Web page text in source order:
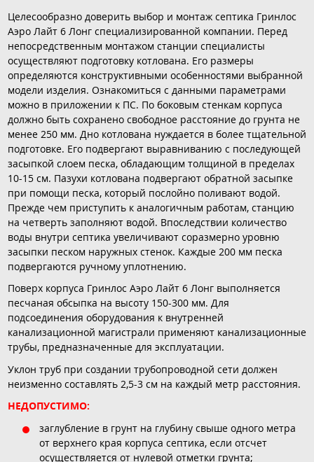
Целесообразно доверить выбор и монтаж септика Гринлос
Аэро Лайт 6 Лонг специализированной компании. Перед
непосредственным монтажом станции специалисты
осуществляют подготовку котлована. Его размеры
определяются конструктивными особенностями выбранной
модели изделия. Ознакомиться с данными параметрами
можно в приложении к ПС. По боковым стенкам корпуса
должно быть сохранено свободное расстояние до грунта не
менее 250 мм. Дно котлована нуждается в более тщательной
подготовке. Его подвергают выравниванию с последующей
засыпкой слоем песка, обладающим толщиной в пределах
10-15 см. Пазухи котлована подвергают обратной засыпке
при помощи песка, который послойно поливают водой.
Прежде чем приступить к аналогичным работам, станцию
на четверть заполняют водой. Впоследствии количество
воды внутри септика увеличивают соразмерно уровню
засыпки песком наружных стенок. Каждые 200 мм песка
подвергаются ручному уплотнению.
Поверх корпуса Гринлос Аэро Лайт 6 Лонг выполняется
песчаная обсыпка на высоту 150-300 мм. Для
подсоединения оборудования к внутренней
канализационной магистрали применяют канализационные
трубы, предназначенные для эксплуатации.
Уклон труб при создании трубопроводной сети должен
неизменно составлять 2,5-3 см на каждый метр расстояния.
НЕДОПУСТИМО:
заглубление в грунт на глубину свыше одного метра
от верхнего края корпуса септика, если отсчет
осуществляется от нулевой отметки грунта;